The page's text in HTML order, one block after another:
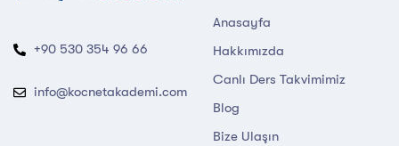
+90 530 354 96 66
info@kocnetakademi.com
Anasayfa
Hakkımızda
Canlı Ders Takvimimiz
Blog
Bize Ulaşın